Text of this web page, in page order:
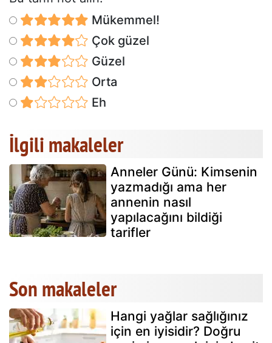
Mükemmel!
Çok güzel
Güzel
Orta
Eh
İlgili makaleler
Anneler Günü: Kimsenin
yazmadığı ama her
annenin nasıl
yapılacağını bildiği
tarifler
Son makaleler
Hangi yağlar sağlığınız
için en iyisidir? Doğru